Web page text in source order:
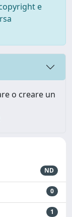
e
o creare un
ND
0
1